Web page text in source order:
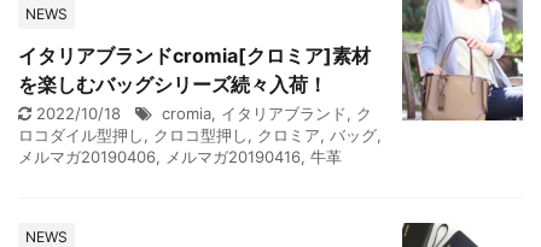
NEWS
イタリアブランドcromia[クロミア]素材
を楽しむバッグシリーズ続々入荷！
2022/10/18 cromia, イタリアブランド, ク
ロコダイル型押し, クロコ型押し, クロミア, バッグ,
メルマガ20190406, メルマガ20190416, 牛革
NEWS